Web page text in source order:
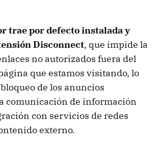
trae por defecto instalada y
Disconnect, que impide la
no autorizados fuera del
que estamos visitando, lo
de los anuncios
comunicación de información
con servicios de redes
externo.